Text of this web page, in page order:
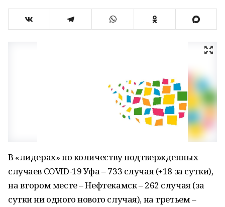
В «лидерах» по количеству подтвержденных
случаев COVID-19 Уфа – 733 случая (+18 за сутки),
на втором месте – Нефтекамск – 262 случая (за
сутки ни одного нового случая), на третьем –